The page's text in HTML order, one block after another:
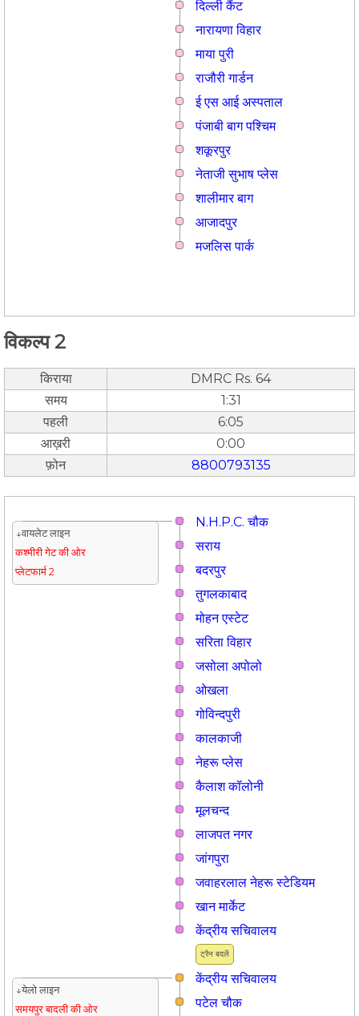
दिल्ली कैंट
नारायणा विहार
माया पुरी
राजौरी गार्डन
ई एस आई अस्पताल
पंजाबी बाग पश्चिम
शकूरपुर
नेताजी सुभाष प्लेस
शालीमार बाग
आजादपुर
मजलिस पार्क
विकल्प 2
किराया
DMRC Rs. 64
समय
1:31
पहली
6:05
आख़री
0:00
फ़ोन
8800793135
N.H.P.C. चौक
↓वायलेट लाइन
कश्मीरी गेट की ओर
प्लेटफार्म 2
सराय
बदरपुर
तुगलकाबाद
मोहन एस्टेट
सरिता विहार
जसोला अपोलो
ओखला
गोविन्दपुरी
कालकाजी
नेहरू प्लेस
कैलाश कॉलोनी
मूलचन्द
लाजपत नगर
जांगपुरा
जवाहरलाल नेहरू स्टेडियम
खान मार्केट
ट्रैन बदलें
केंद्रीय सचिवालय
केंद्रीय सचिवालय
↓येलो लाइन
समयपुर बादली की ओर
पटेल चौक